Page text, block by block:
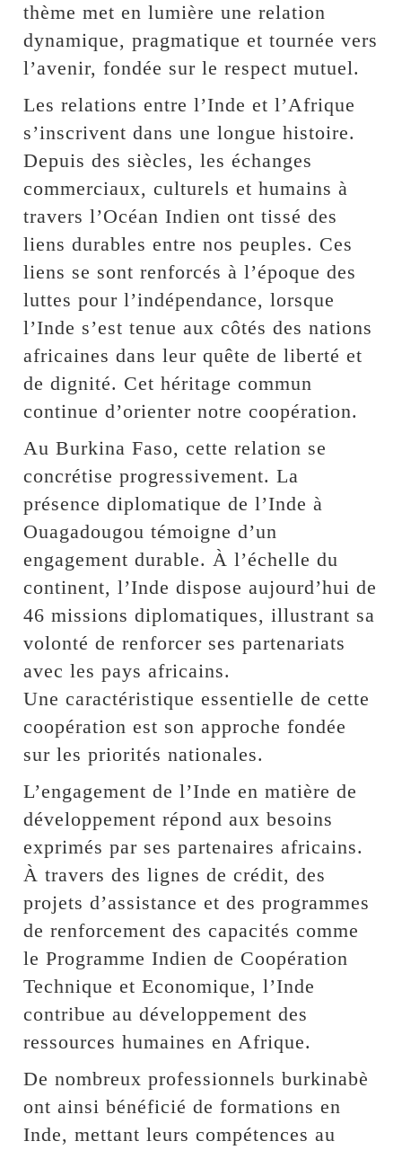
thème met en lumière une relation
dynamique, pragmatique et tournée vers
l’avenir, fondée sur le respect mutuel.
Les relations entre l’Inde et l’Afrique
s’inscrivent dans une longue histoire.
Depuis des siècles, les échanges
commerciaux, culturels et humains à
travers l’Océan Indien ont tissé des
liens durables entre nos peuples. Ces
liens se sont renforcés à l’époque des
luttes pour l’indépendance, lorsque
l’Inde s’est tenue aux côtés des nations
africaines dans leur quête de liberté et
de dignité. Cet héritage commun
continue d’orienter notre coopération.
Au Burkina Faso, cette relation se
concrétise progressivement. La
présence diplomatique de l’Inde à
Ouagadougou témoigne d’un
engagement durable. À l’échelle du
continent, l’Inde dispose aujourd’hui de
46 missions diplomatiques, illustrant sa
volonté de renforcer ses partenariats
avec les pays africains.
Une caractéristique essentielle de cette
coopération est son approche fondée
sur les priorités nationales.
L’engagement de l’Inde en matière de
développement répond aux besoins
exprimés par ses partenaires africains.
À travers des lignes de crédit, des
projets d’assistance et des programmes
de renforcement des capacités comme
le Programme Indien de Coopération
Technique et Economique, l’Inde
contribue au développement des
ressources humaines en Afrique.
De nombreux professionnels burkinabè
ont ainsi bénéficié de formations en
Inde, mettant leurs compétences au